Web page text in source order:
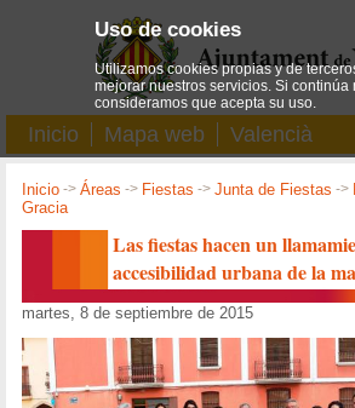
Inicio Mapa web Valencià
Inicio ->Áreas -> Fiestas ->Junta de Fiestas ->
Gracia
Las fiestas hacen un
accesibilidad urbana de la
martes, 8 de septiembre de 2015
Uso de cookies
Utilizamos cookies propias y de
mejorar nuestros servicios. Si continúa
consideramos que acepta su uso.